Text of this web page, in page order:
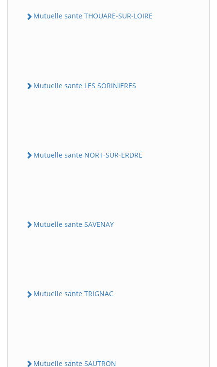
Mutuelle sante THOUARE-SUR-LOIRE
Mutuelle sante LES SORINIERES
Mutuelle sante NORT-SUR-ERDRE
Mutuelle sante SAVENAY
Mutuelle sante TRIGNAC
Mutuelle sante SAUTRON